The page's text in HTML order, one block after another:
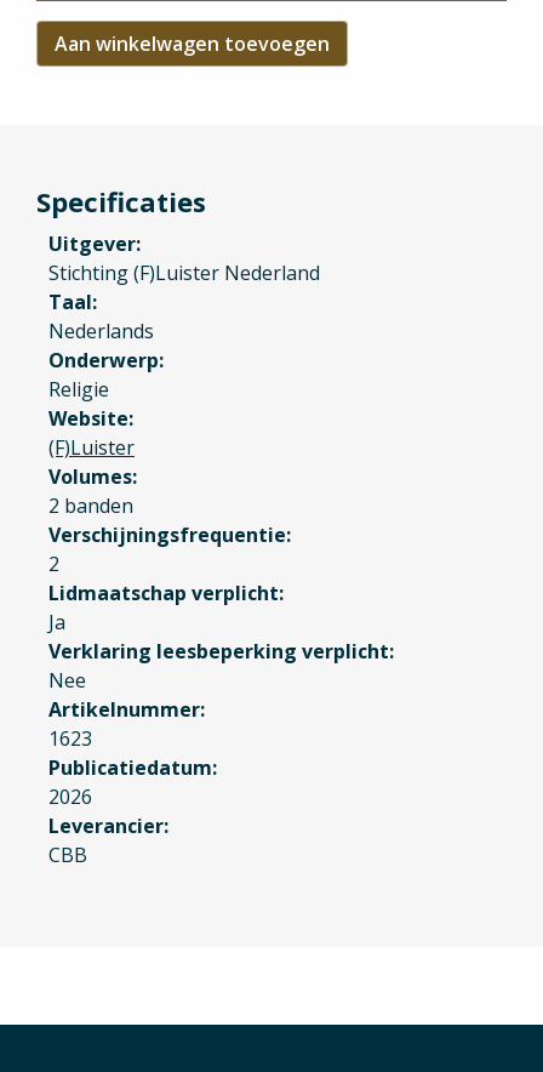
Specificaties
Uitgever
Stichting (F)Luister Nederland
Taal
Nederlands
Onderwerp
Religie
Website
(F)Luister
Volumes
2 banden
Verschijningsfrequentie
2
Lidmaatschap verplicht
Ja
Verklaring leesbeperking verplicht
Nee
Artikelnummer
1623
Publicatiedatum
2026
Leverancier
CBB